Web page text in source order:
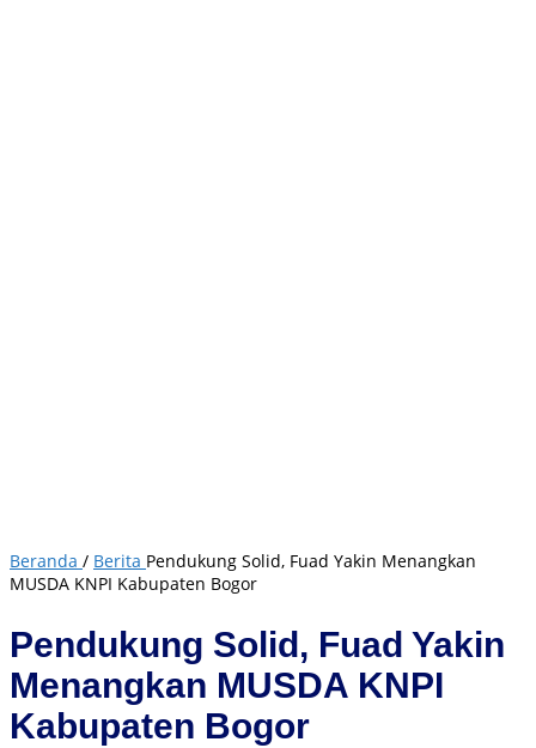
Beranda / Berita Pendukung Solid, Fuad Yakin Menangkan
MUSDA KNPI Kabupaten Bogor
Pendukung Solid, Fuad Yakin
Menangkan MUSDA KNPI
Kabupaten Bogor